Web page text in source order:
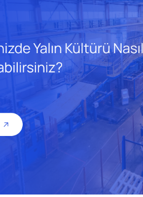
toplayın ve bakım ekiplerine
yönlendirin.